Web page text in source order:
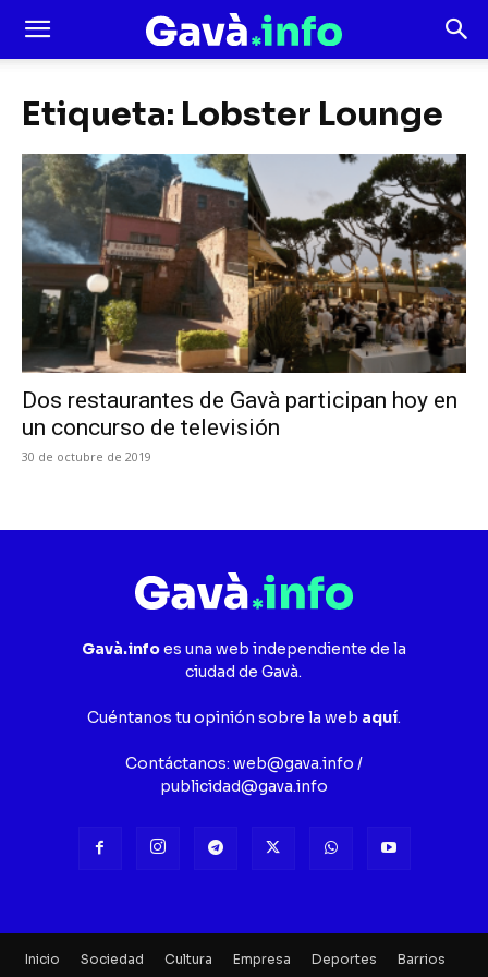
Etiqueta: Lobster Lounge
Dos restaurantes de Gavà participan hoy en
un concurso de televisión
30 de octubre de 2019
Gavà.infoes una web independiente de la
ciudad de Gavà.
Cuéntanos tu opinión sobre la web aquí.
Contáctanos: web@gava.info /
publicidad@gava.info
Inicio Sociedad Cultura Empresa Deportes
Barrios